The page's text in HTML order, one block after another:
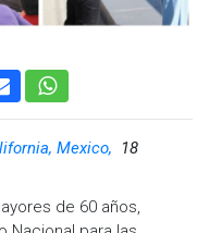
juego en la semifinal
|
@cadena_noticias|
Mexico,
18
de 60 años,